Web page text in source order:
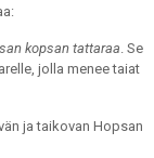
kopsan tattaraa. Se
jolla menee taiat
ja taikovan Hopsan